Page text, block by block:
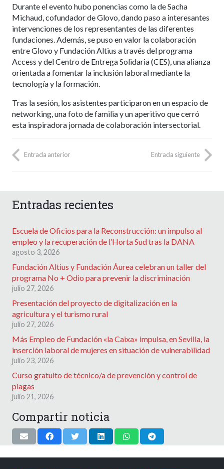
Durante el evento hubo ponencias como la de Sacha
Michaud, cofundador de Glovo, dando paso a interesantes
intervenciones de los representantes de las diferentes
fundaciones. Además, se puso en valor la colaboración
entre Glovo y Fundación Altius a través del programa
Access y del Centro de Entrega Solidaria (CES), una alianza
orientada a fomentar la inclusión laboral mediante la
tecnología y la formación.
Tras la sesión, los asistentes participaron en un espacio de
networking, una foto de familia y un aperitivo que cerró
esta inspiradora jornada de colaboración intersectorial.
Entrada anterior Entrada siguiente
Entradas recientes
Escuela de Oficios para la Reconstrucción: un impulso al
empleo y la recuperación de l’Horta Sud tras la DANA
agosto 3, 2026
Fundación Altius y Fundación Áurea celebran un taller del
programa No + Odio para prevenir la discriminación
julio 27, 2026
Presentación del proyecto de digitalización en la
agricultura y el turismo rural
julio 27, 2026
Más Empleo de Fundación «la Caixa» impulsa, en Sevilla, la
inserción laboral de mujeres en situación de vulnerabilidad
julio 23, 2026
Curso gratuito de técnico/a de prevención y control de
plagas
julio 21, 2026
Compartir noticia